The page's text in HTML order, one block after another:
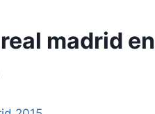
madrid